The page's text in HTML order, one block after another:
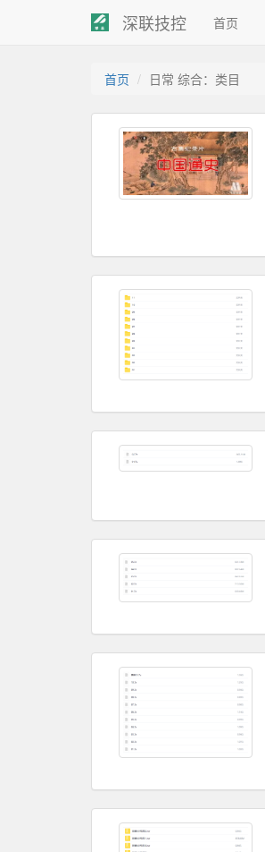
深联技控 首页
首页 日常 综合：类目